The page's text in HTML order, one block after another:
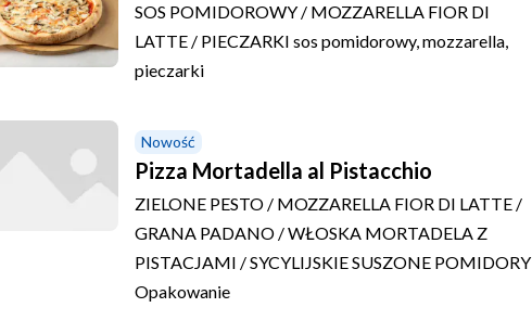
SOS POMIDOROWY / MOZZARELLA FIOR DI
LATTE / PIECZARKI sos pomidorowy, mozzarella,
pieczarki
Nowość
Pizza Mortadella al Pistacchio
ZIELONE PESTO / MOZZARELLA FIOR DI LATTE /
GRANA PADANO / WŁOSKA MORTADELA Z
PISTACJAMI / SYCYLIJSKIE SUSZONE POMIDORY
Opakowanie